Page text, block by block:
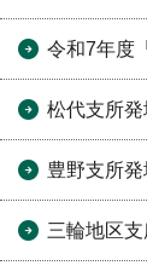
令和7年度
松代支所
豊野支所
三輪地区